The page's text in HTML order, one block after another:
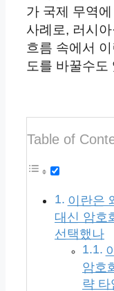
가 국제 무역
사례로, 러시
흐름 속에서
도를 바꿀수도
Table of
이란은
대신 암호
선택했나
암호
략 타